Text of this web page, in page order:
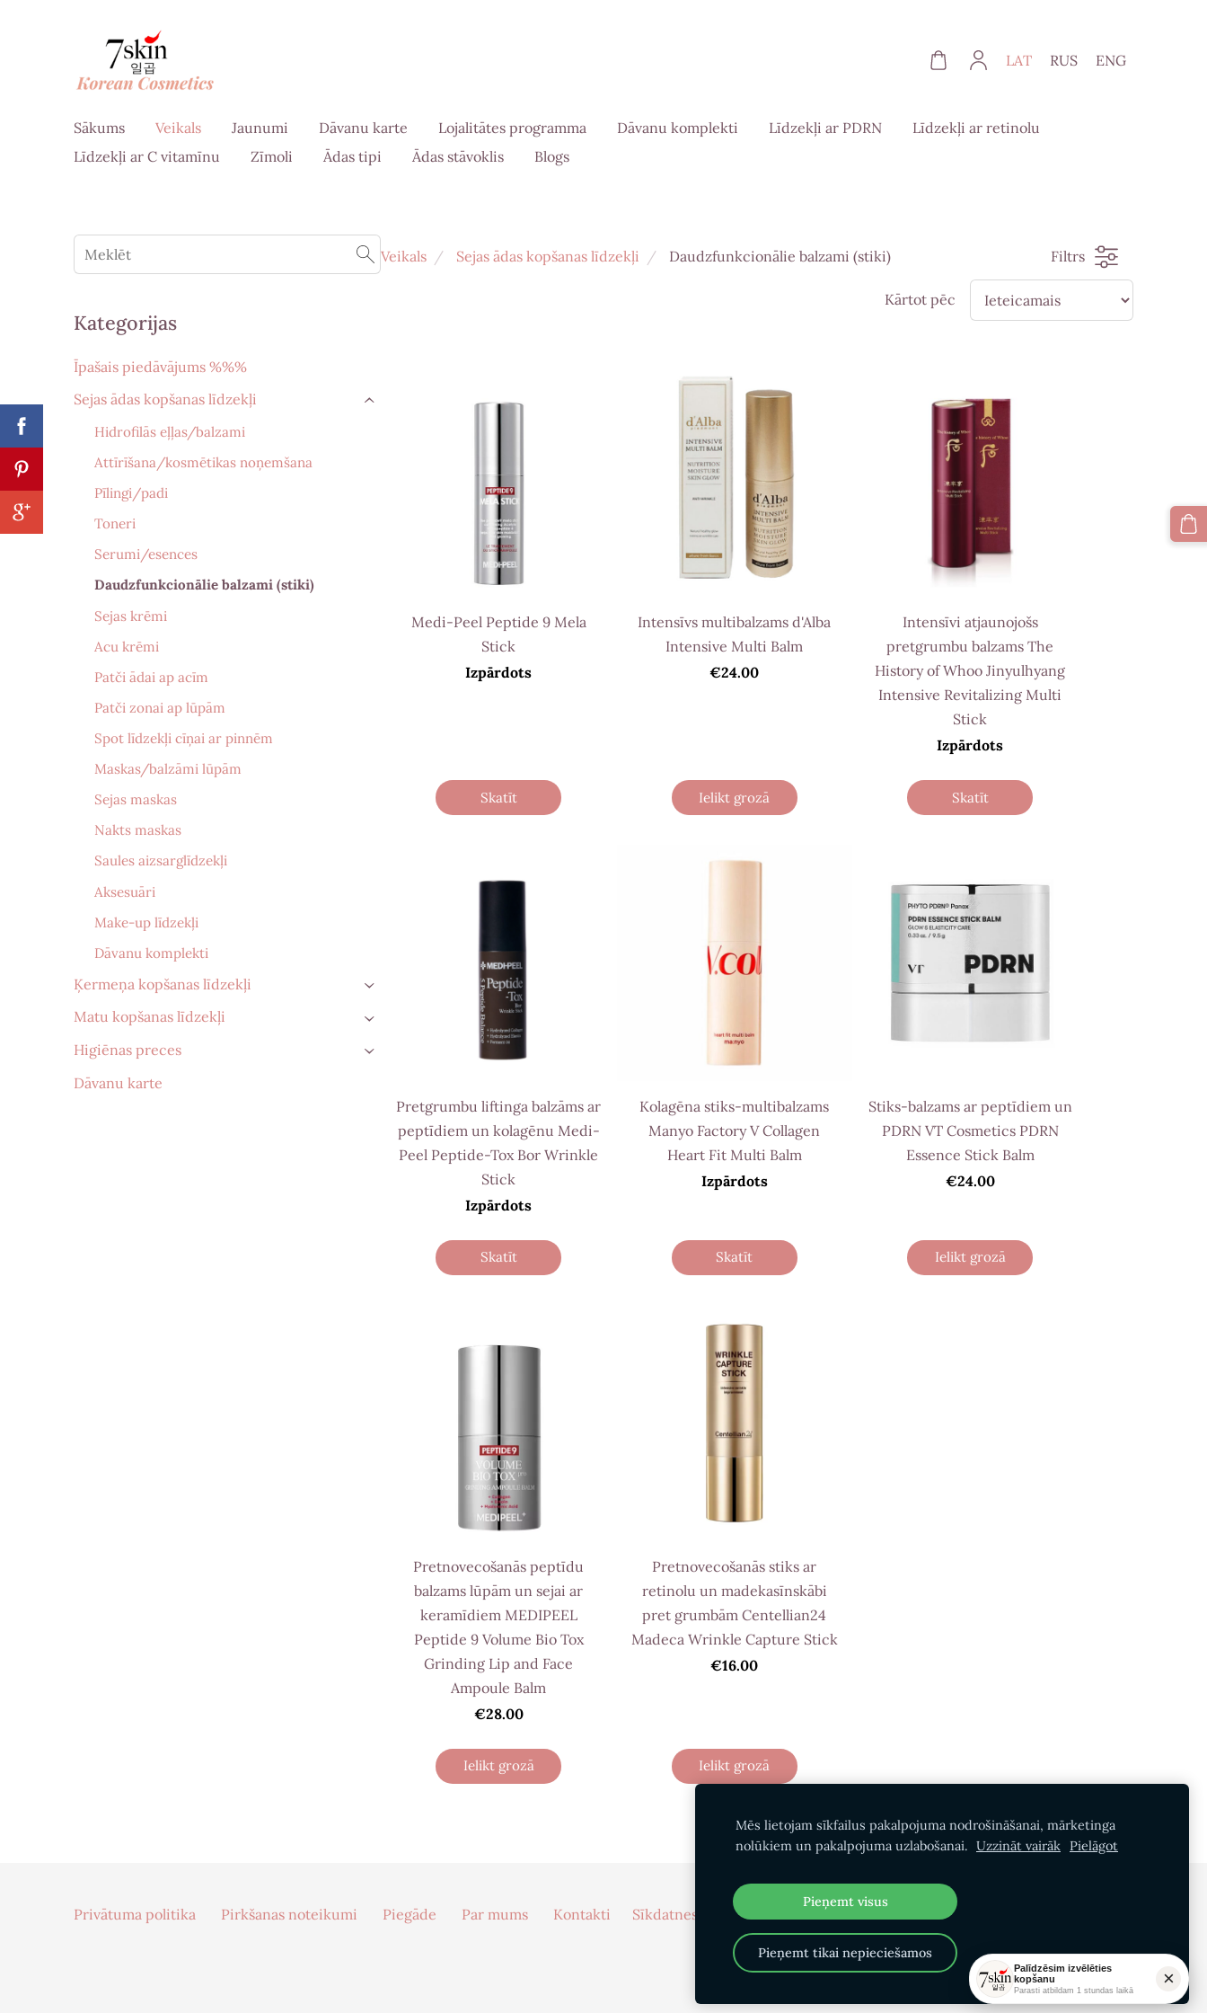
Sākums Veikals Jaunumi Dāvanu karte Lojalitātes programma Dāvanu komplekti Līdzekļi ar PDRN
Līdzekļi ar retinolu
Līdzekļi ar C vitamīnu
Zīmoli Ādas tipi Ādas stāvoklis Blogs
LAT RUS ENG
Kategorijas
Īpašais piedāvājums %%%
Sejas ādas kopšanas līdzekļi
Hidrofilās eļļas/balzami
Attīrīšana/kosmētikas noņemšana
Pīlingi/padi
Toneri
Serumi/esences
Daudzfunkcionālie balzami (stiki)
Sejas krēmi
Acu krēmi
Patči ādai ap acīm
Patči zonai ap lūpām
Spot līdzekļi cīņai ar pinnēm
Maskas/balzāmi lūpām
Sejas maskas
Nakts maskas
Saules aizsarglīdzekļi
Aksesuāri
Make-up līdzekļi
Dāvanu komplekti
›
Ķermeņa kopšanas līdzekļi ›
Matu kopšanas līdzekļi ›
Higiēnas preces ›
Dāvanu karte
Veikals Sejas ādas kopšanas līdzekļi Daudzfunkcionālie balzami (stiki) Filtrs
Kārtot pēc
Medi-Peel Peptide 9 Mela
Stick
Izpārdots
Skatīt
Intensīvs multibalzams d'Alba
Intensive Multi Balm
€24.00
Ielikt grozā
Intensīvi atjaunojošs
pretgrumbu balzams The
History of Whoo Jinyulhyang
Intensive Revitalizing Multi
Stick
Izpārdots
Skatīt
Pretgrumbu liftinga balzāms ar
peptīdiem un kolagēnu Medi-
Peel Peptide-Tox Bor Wrinkle
Stick
Izpārdots
Skatīt
Kolagēna stiks-multibalzams
Manyo Factory V Collagen
Heart Fit Multi Balm
Izpārdots
Skatīt
Stiks-balzams ar peptīdiem un
PDRN VT Cosmetics PDRN
Essence Stick Balm
€24.00
Ielikt grozā
Pretnovecošanās peptīdu
balzams lūpām un sejai ar
keramīdiem MEDIPEEL
Peptide 9 Volume Bio Tox
Grinding Lip and Face
Ampoule Balm
€28.00
Ielikt grozā
Pretnovecošanās stiks ar
retinolu un madekasīnskābi
pret grumbām Centellian24
Madeca Wrinkle Capture Stick
€16.00
Ielikt grozā
Privātuma politika Pirkšanas noteikumi Piegāde Par mums Kontakti Sīkdatnes
Palīdzēsim izvēlēties
kopšanu
Parasti atbildam 1 stundas laikā
×
Mēs lietojam sīkfailus pakalpojuma nodrošināšanai, mārketinga
nolūkiem un pakalpojuma uzlabošanai. Uzzināt vairāk Pielāgot
Pieņemt visus
Pieņemt tikai nepieciešamos